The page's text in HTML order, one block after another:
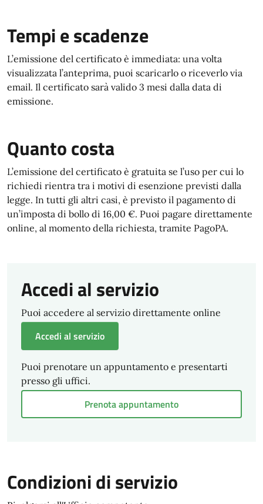
Tempi e scadenze
L’emissione del certificato è immediata: una volta
visualizzata l’anteprima, puoi scaricarlo o riceverlo via
email. Il certificato sarà valido 3 mesi dalla data di
emissione.
Quanto costa
L’emissione del certificato è gratuita se l’uso per cui lo
richiedi rientra tra i motivi di esenzione previsti dalla
legge. In tutti gli altri casi, è previsto il pagamento di
un’imposta di bollo di 16,00 €. Puoi pagare direttamente
online, al momento della richiesta, tramite PagoPA.
Accedi al servizio
Puoi accedere al servizio direttamente online
Accedi al servizio
Puoi prenotare un appuntamento e presentarti
presso gli uffici.
Prenota appuntamento
Condizioni di servizio